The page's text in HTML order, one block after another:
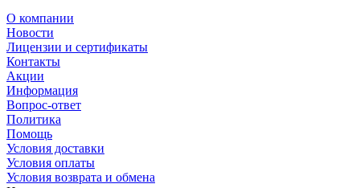
О компании
Новости
Лицензии и сертификаты
Контакты
Акции
Информация
Вопрос-ответ
Политика
Помощь
Условия доставки
Условия оплаты
Условия возврата и обмена